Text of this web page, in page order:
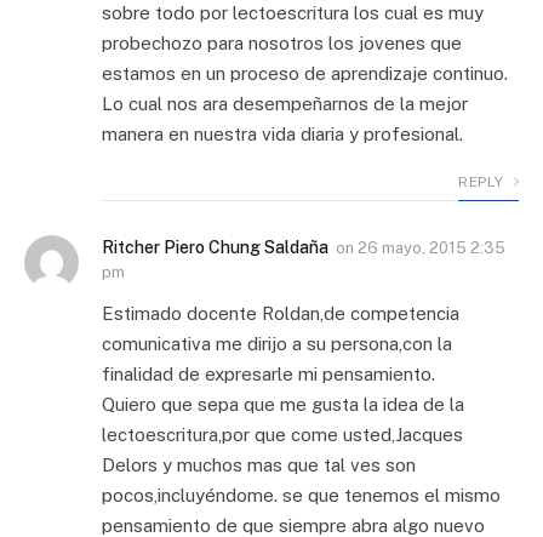
sobre todo por lectoescritura los cual es muy
probechozo para nosotros los jovenes que
estamos en un proceso de aprendizaje continuo.
Lo cual nos ara desempeñarnos de la mejor
manera en nuestra vida diaria y profesional.
REPLY
Ritcher Piero Chung Saldaña on 26 mayo, 2015 2:35
pm
Estimado docente Roldan,de competencia
comunicativa me dirijo a su persona,con la
finalidad de expresarle mi pensamiento.
Quiero que sepa que me gusta la idea de la
lectoescritura,por que come usted,Jacques
Delors y muchos mas que tal ves son
pocos,incluyéndome. se que tenemos el mismo
pensamiento de que siempre abra algo nuevo